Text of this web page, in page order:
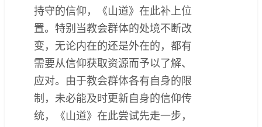
持守的信仰，《山道》在此补上位
置。特别当教会群体的处境不断改
变，无论内在的还是外在的，都有
需要从信仰获取资源而予以了解、
应对。由于教会群体各有自身的限
制，未必能及时更新自身的信仰传
统，《山道》在此尝试先走一步，